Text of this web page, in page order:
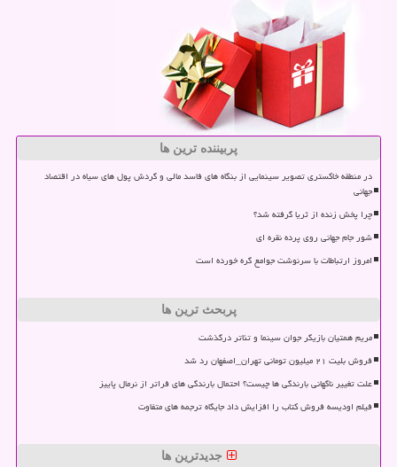
پربیننده ترین ها
در منطقه خاکستری تصویر سینمایی از بنگاه های فاسد مالی و گردش پول های سیاه در اقتصاد
جهانی
چرا پخش زنده از ثریا گرفته شد؟
شور جام جهانی روی پرده نقره ای
امروز ارتباطات با سرنوشت جوامع گره خورده است
پربحث ترین ها
مریم همتیان بازیگر جوان سینما و تئاتر درگذشت
فروش بلیت ۲۱ میلیون تومانی تهران_اصفهان رد شد
علت تغییر ناگهانی بارندگی ها چیست؟ احتمال بارندگی های فراتر از نرمال پاییز
فیلم اودیسه فروش کتاب را افزایش داد جایگاه ترجمه های متفاوت
جدیدترین ها